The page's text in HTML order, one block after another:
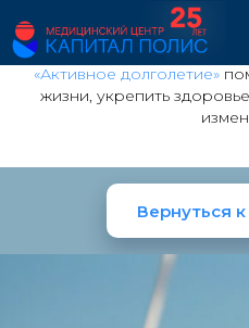
«Активное долголетие»
жизни, укрепить
Вернуться